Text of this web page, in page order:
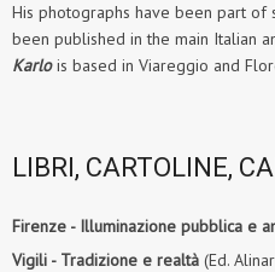
His photographs have been part of
been published in the main Italian
Karlois based in Viareggio and
LIBRI, CARTOLINE,
Firenze - Illuminazione pubblica e
Vigili - Tradizione e realtà (Ed.